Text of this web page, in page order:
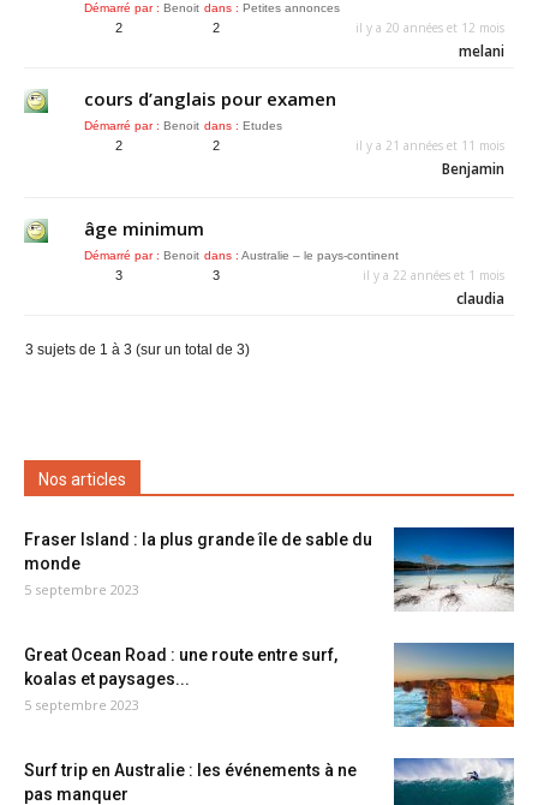
Démarré par : Benoit dans : Petites annonces
2 2 il y a 20 années et 12 mois
melani
cours d’anglais pour examen
Démarré par : Benoit dans : Etudes
2 2 il y a 21 années et 11 mois
Benjamin
âge minimum
Démarré par : Benoit dans : Australie – le pays-continent
3 3 il y a 22 années et 1 mois
claudia
3 sujets de 1 à 3 (sur un total de 3)
Nos articles
Fraser Island : la plus grande île de sable du
monde
5 septembre 2023
Great Ocean Road : une route entre surf,
koalas et paysages...
5 septembre 2023
Surf trip en Australie : les événements à ne
pas manquer